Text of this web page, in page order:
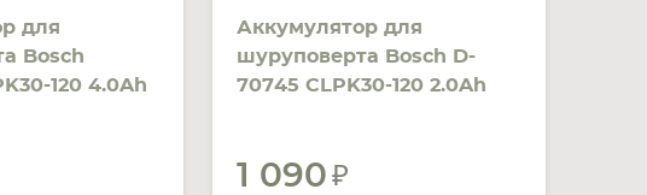
для
Bosch
120 4.0Ah
Аккумулятор для
шуруповерта Bosch D-
70745 CLPK30-120 2.0Ah
1 090